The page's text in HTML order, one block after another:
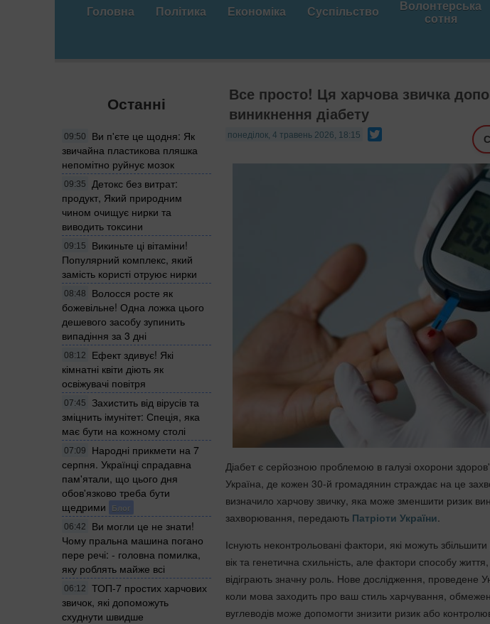
Головна Політика Економіка Суспільство Волонтерська
сотня
Останні
09:50
Ви п'єте це щодня: Як
звичайна пластикова пляшка
непомітно руйнує мозок
09:35
Детокс без витрат:
продукт, Який природним
чином очищує нирки та
виводить токсини
09:15
Викиньте ці вітаміни!
Популярний комплекс, який
замість користі отруює нирки
08:48
Волосся росте як
божевільне! Одна ложка цього
дешевого засобу зупинить
випадіння за 3 дні
08:12
Ефект здивує! Які
кімнатні квіти діють як
освіжувачі повітря
07:45
Захистить від вірусів та
зміцнить імунітет: Спеція, яка
має бути на кожному столі
07:09
Народні прикмети на 7
серпня. Українці спрадавна
пам'ятали, що цього дня
обов'язково треба бути
щедрими
Блог
06:42
Ви могли це не знати!
Чому пральна машина погано
пере речі: - головна помилка,
яку роблять майже всі
06:12
ТОП-7 простих харчових
звичок, які допоможуть
схуднути швидше
Все просто! Ця харчова звичка
виникнення діабету
понеділок, 4 травень 2026, 18:15
Діабет є серйозною проблемою в галузі охорони
Україна, де кожен 30-й громадянин страждає на це
визначило харчову звичку, яка може зменшити ризик
захворювання, передають Патріоти України
Існують неконтрольовані фактори, які можуть збільшити
вік та генетична схильність, але фактори способу життя,
відіграють значну роль. Нове дослідження, проведене
коли мова заходить про ваш стиль харчування,
вуглеводів може допомогти знизити ризик або